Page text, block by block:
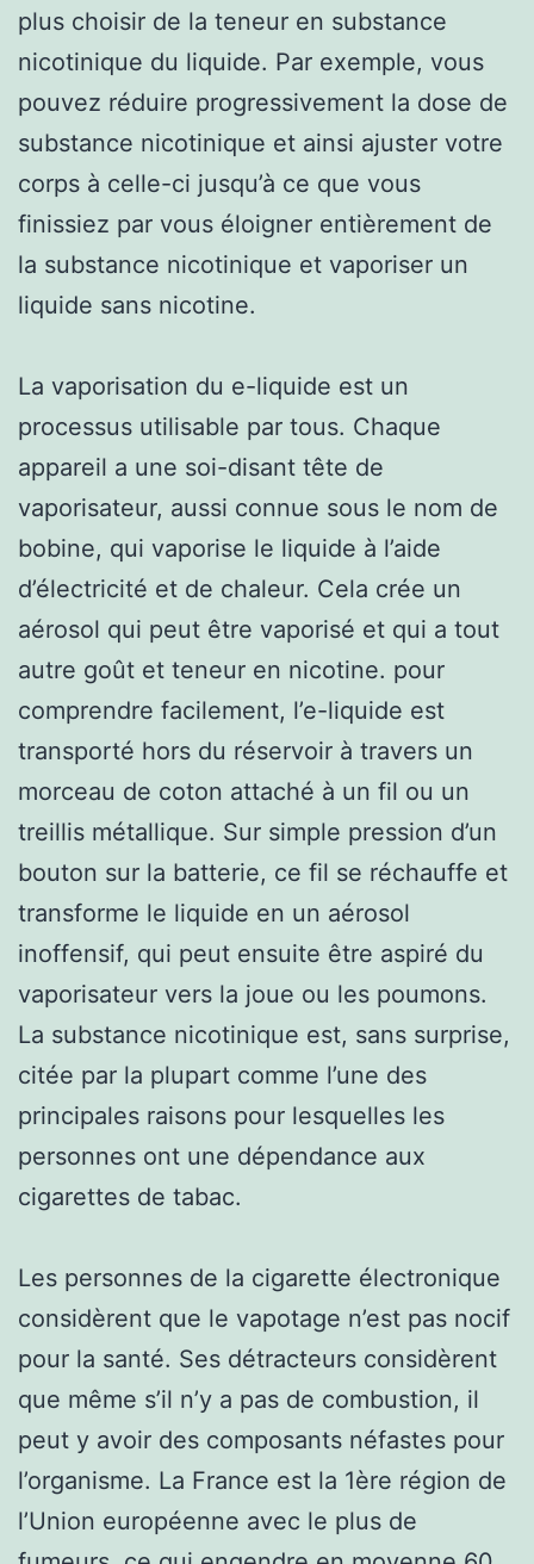
plus choisir de la teneur en substance
nicotinique du liquide. Par exemple, vous
pouvez réduire progressivement la dose de
substance nicotinique et ainsi ajuster votre
corps à celle-ci jusqu’à ce que vous
finissiez par vous éloigner entièrement de
la substance nicotinique et vaporiser un
liquide sans nicotine.
La vaporisation du e-liquide est un
processus utilisable par tous. Chaque
appareil a une soi-disant tête de
vaporisateur, aussi connue sous le nom de
bobine, qui vaporise le liquide à l’aide
d’électricité et de chaleur. Cela crée un
aérosol qui peut être vaporisé et qui a tout
autre goût et teneur en nicotine. pour
comprendre facilement, l’e-liquide est
transporté hors du réservoir à travers un
morceau de coton attaché à un fil ou un
treillis métallique. Sur simple pression d’un
bouton sur la batterie, ce fil se réchauffe et
transforme le liquide en un aérosol
inoffensif, qui peut ensuite être aspiré du
vaporisateur vers la joue ou les poumons.
La substance nicotinique est, sans surprise,
citée par la plupart comme l’une des
principales raisons pour lesquelles les
personnes ont une dépendance aux
cigarettes de tabac.
Les personnes de la cigarette électronique
considèrent que le vapotage n’est pas nocif
pour la santé. Ses détracteurs considèrent
que même s’il n’y a pas de combustion, il
peut y avoir des composants néfastes pour
l’organisme. La France est la 1ère région de
l’Union européenne avec le plus de